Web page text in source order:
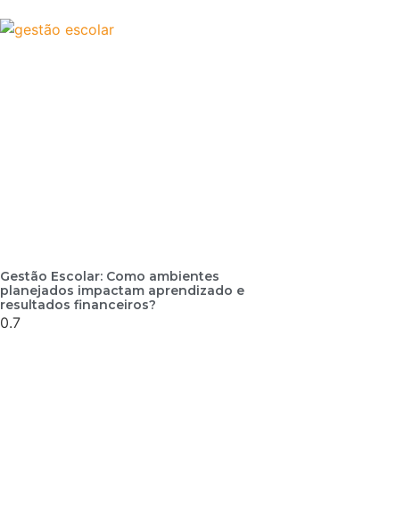
Gestão Escolar: Como ambientes
planejados impactam aprendizado e
resultados financeiros?